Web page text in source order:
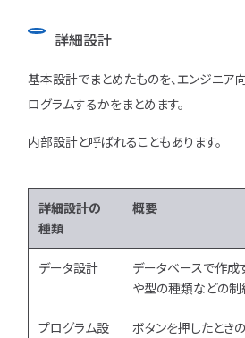
詳細設計
基本設計でまとめたものを、エンジニア
ログラムするかをまとめます。
内部設計と呼ばれることもあります。
詳細設計の
種類
概要
データ設計
データベースで作成
や型の種類などの制
プログラム設
ボタンを押したとき